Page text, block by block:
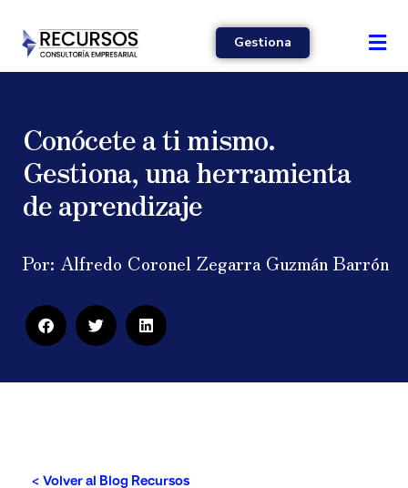
Gestiona
Conócete a ti mismo.
Gestiona, una herramienta
de aprendizaje
Por: Alfredo Coronel Zegarra Guzmán Barrón
< Volver al Blog Recursos